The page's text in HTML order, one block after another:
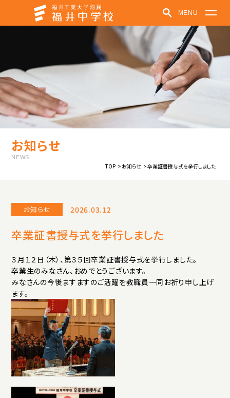
MENU
学校紹介
学びの特色
学校での取り組み
受験生の方へ
在学生・保護者の方へ
パンフレット
お知らせ
福井中高ポータルサイト
学校紹介動画
アクセス プライバシーポリシー
サイトマップ
いじめ防止基本方針
ご寄付について
お問い合わせ
資料請求
お知らせ
NEWS
TOP お知らせ 卒業証書授与式を挙行しました
お知らせ 2026.03.12
卒業証書授与式を挙行しました
３月１２日（木）、第３５回卒業証書授与式を挙行しました。
卒業生のみなさん、おめでとうございます。
みなさんの今後ますますのご活躍を教職員一同お祈り申し上げ
ます。